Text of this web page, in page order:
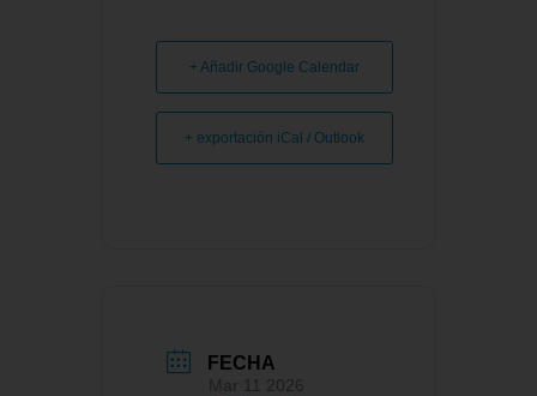
+ Añadir Google Calendar
+ exportación iCal / Outlook
FECHA